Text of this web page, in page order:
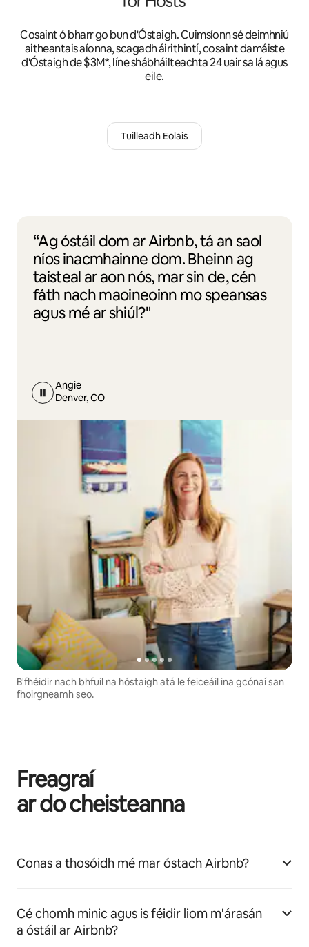
Cosaint ó bharr go bun d'Óstaigh. Cuimsíonn sé deimhniú
aitheantais aíonna, scagadh áirithintí, cosaint damáiste
d'Óstaigh de $3M*, líne shábháilteachta 24 uair sa lá agus
eile.
Tuilleadh Eolais
“Ag óstáil dom ar Airbnb, tá an saol
níos inacmhainne dom. Bheinn ag
taisteal ar aon nós, mar sin de, cén
fáth nach maoineoinn mo speansas
agus mé ar shiúl?"
Angie
Denver, CO
B'fhéidir nach bhfuil na hóstaigh atá le feiceáil ina gcónaí san
fhoirgneamh seo.
Freagraí
ar do cheisteanna
Conas a thosóidh mé mar óstach Airbnb?
Cé chomh minic agus is féidir liom m'árasán
a óstáil ar Airbnb?